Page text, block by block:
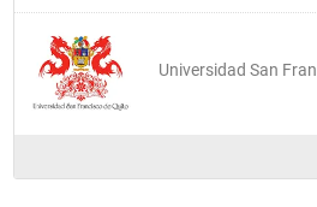
Universidad San